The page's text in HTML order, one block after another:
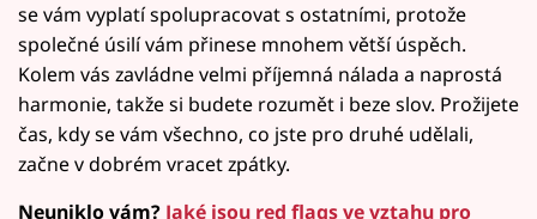
se vám vyplatí spolupracovat s ostatními, protože
společné úsilí vám přinese mnohem větší úspěch.
Kolem vás zavládne velmi příjemná nálada a naprostá
harmonie, takže si budete rozumět i beze slov. Prožijete
čas, kdy se vám všechno, co jste pro druhé udělali,
začne v dobrém vracet zpátky.
Neuniklo vám? Jaké jsou red flags ve vztahu pro